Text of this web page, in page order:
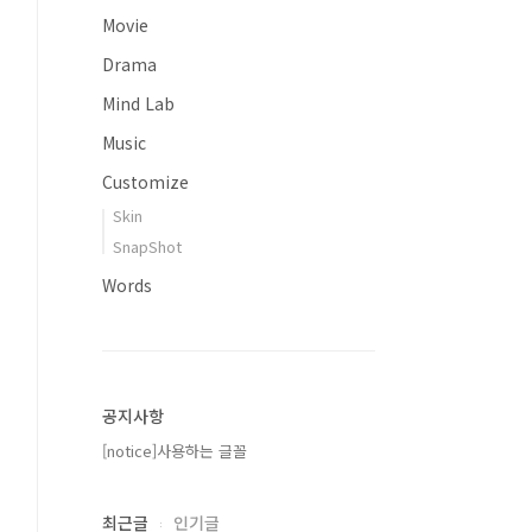
Movie
Drama
Mind Lab
Music
Customize
Skin
SnapShot
Words
공지사항
[notice]사용하는 글꼴
최근글 인기글